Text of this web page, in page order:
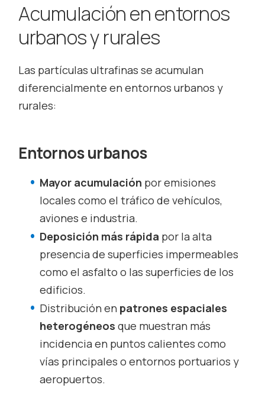
Acumulación en entornos
urbanos y rurales
Las partículas ultrafinas se acumulan
diferencialmente en entornos urbanos y
rurales:
Entornos urbanos
Mayor acumulación por emisiones
locales como el tráfico de vehículos,
aviones e industria.
Deposición más rápida por la alta
presencia de superficies impermeables
como el asfalto o las superficies de los
edificios.
Distribución en patrones espaciales
heterogéneosque muestran más
incidencia en puntos calientes como
vías principales o entornos portuarios y
aeropuertos.